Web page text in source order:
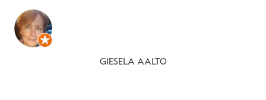
GIESELA AALTO